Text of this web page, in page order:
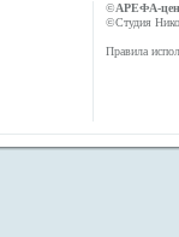
©АРЕФА-
©Студия
Правила